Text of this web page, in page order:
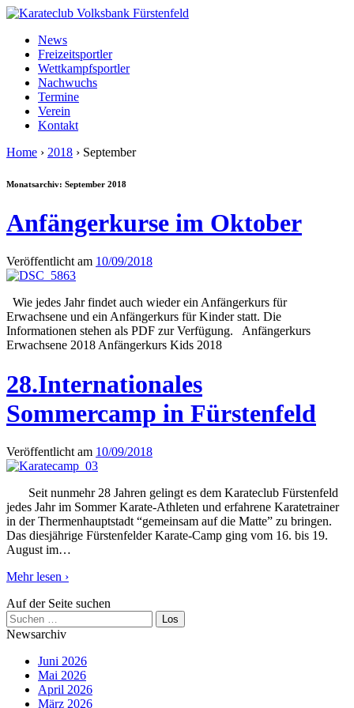
News
Freizeitsportler
Wettkampfsportler
Nachwuchs
Termine
Verein
Kontakt
Home › 2018 › September
Monatsarchiv: September 2018
Anfängerkurse im Oktober
Veröffentlicht am 10/09/2018
Wie jedes Jahr findet auch wieder ein Anfängerkurs für
Erwachsene und ein Anfängerkurs für Kinder statt. Die
Informationen stehen als PDF zur Verfügung. Anfängerkurs
Erwachsene 2018 Anfängerkurs Kids 2018
28.Internationales
Sommercamp in Fürstenfeld
Veröffentlicht am 10/09/2018
Seit nunmehr 28 Jahren gelingt es dem Karateclub Fürstenfeld
jedes Jahr im Sommer Karate-Athleten und erfahrene Karatetrainer
in der Thermenhauptstadt “gemeinsam auf die Matte” zu bringen.
Das diesjährige Fürstenfelder Karate-Camp ging vom 16. bis 19.
August im…
Mehr lesen ›
Auf der Seite suchen
Newsarchiv
Juni 2026
Mai 2026
April 2026
März 2026